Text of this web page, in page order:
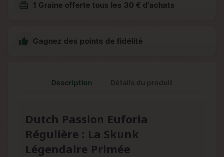
redeem 1 Graine offerte tous les 30 € d'achats
 Gagnez des points de fidélité
Description
Dutch Passion Euforia
Régulière : La Skunk
Légendaire Primée